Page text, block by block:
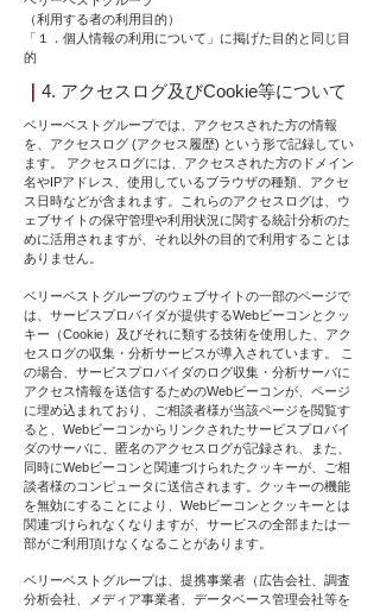
（利用する者の利用目的）
「１．個人情報の利用について」に掲げた目的と同じ目
的
｜ 4. アクセスログ及びCookie等について
ベリーベストグループでは、アクセスされた方の情報
を、アクセスログ (アクセス履歴) という形で記録してい
ます。 アクセスログには、アクセスされた方のドメイン
名やIPアドレス、使用しているブラウザの種類、アクセ
ス日時などが含まれます。これらのアクセスログは、ウ
ェブサイトの保守管理や利用状況に関する統計分析のた
めに活用されますが、それ以外の目的で利用することは
ありません。
ベリーベストグループのウェブサイトの一部のページで
は、サービスプロバイダが提供するWebビーコンとクッ
キー（Cookie）及びそれに類する技術を使用した、アク
セスログの収集・分析サービスが導入されています。 こ
の場合、サービスプロバイダのログ収集・分析サーバに
アクセス情報を送信するためのWebビーコンが、ページ
に埋め込まれており、ご相談者様が当該ページを閲覧す
ると、Webビーコンからリンクされたサービスプロバイ
ダのサーバに、匿名のアクセスログが記録され、また、
同時にWebビーコンと関連づけられたクッキーが、ご相
談者様のコンピュータに送信されます。クッキーの機能
を無効にすることにより、Webビーコンとクッキーとは
関連づけられなくなりますが、サービスの全部または一
部がご利用頂けなくなることがあります。
ベリーベストグループは、提携事業者（広告会社、調査
分析会社、メディア事業者、データベース管理会社等を